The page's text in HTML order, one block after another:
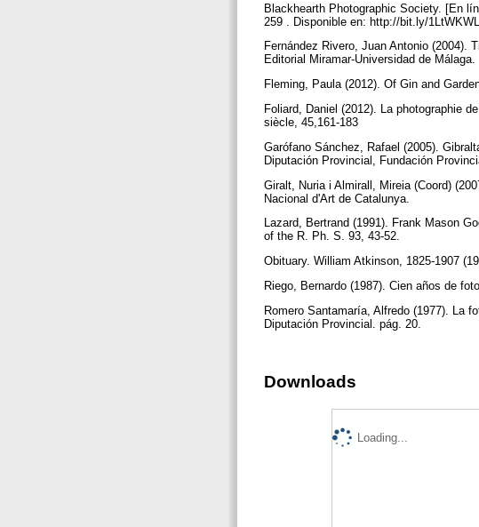
Blackhearth Photographic Society. [En
259 . Disponible en: http://bit.ly/1LtWKWL
Fernández Rivero, Juan Antonio (2004).
Editorial Miramar-Universidad de Málaga.
Fleming, Paula (2012). Of Gin and
Foliard, Daniel (2012). La photographie
siècle, 45,161-183
Garófano Sánchez, Rafael (2005).
Diputación Provincial, Fundación
Giralt, Nuria i Almirall, Mireia (Coord)
Nacional d'Art de Catalunya.
Lazard, Bertrand (1991). Frank Mason
of the R. Ph. S. 93, 43-52.
Obituary. William Atkinson, 1825-1907
Riego, Bernardo (1987). Cien años de
Romero Santamaría, Alfredo (1977). La
Diputación Provincial. pág. 20.
Downloads
Loading...